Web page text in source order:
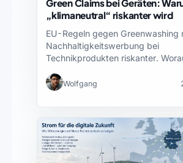
Green Claims bei Geräten:
„klimaneutral“ riskanter wird
EU-Regeln gegen Greenwashing
Nachhaltigkeitswerbung bei
Technikprodukten riskanter.
Wolfgang